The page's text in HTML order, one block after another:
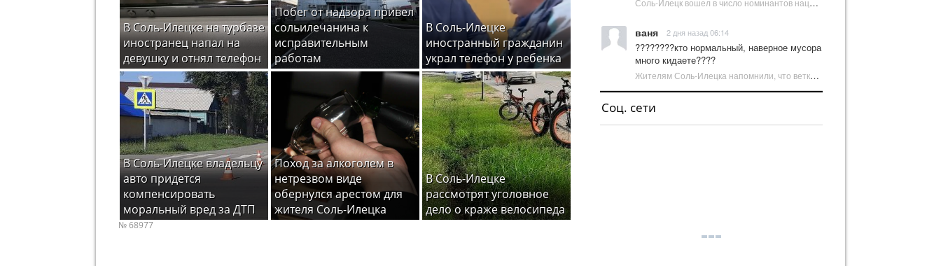
В Соль-Илецке на турбазе
иностранец напал на
девушку и отнял телефон
Побег от надзора привел
сольилечанина к
исправительным
работам
В Соль-Илецке
иностранный гражданин
украл телефон у ребенка
В Соль-Илецке владельцу
авто придется
компенсировать
моральный вред за ДТП
Поход за алкоголем в
нетрезвом виде
обернулся арестом для
жителя Соль-Илецка
В Соль-Илецке
рассмотрят уголовное
дело о краже велосипеда
№ 68977
ваня 2 дня назад 06:14
????????кто нормальный, наверное мусора
много кидаете????
Жителям Соль-Илецка напомнили, что ветки от деревьев нельзя оставлять на площадках ТКО | Новости Соль-Илецка
Соц. сети